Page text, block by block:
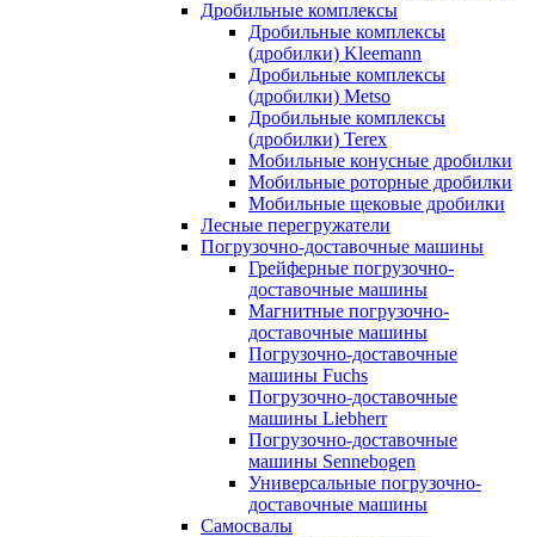
Дробильные комплексы
Дробильные комплексы
(дробилки) Kleemann
Дробильные комплексы
(дробилки) Metso
Дробильные комплексы
(дробилки) Terex
Мобильные конусные дробилки
Мобильные роторные дробилки
Мобильные щековые дробилки
Лесные перегружатели
Погрузочно-доставочные машины
Грейферные погрузочно-
доставочные машины
Магнитные погрузочно-
доставочные машины
Погрузочно-доставочные
машины Fuchs
Погрузочно-доставочные
машины Liebherr
Погрузочно-доставочные
машины Sennebogen
Универсальные погрузочно-
доставочные машины
Самосвалы